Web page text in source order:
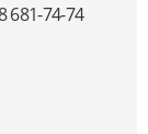
681-74-74